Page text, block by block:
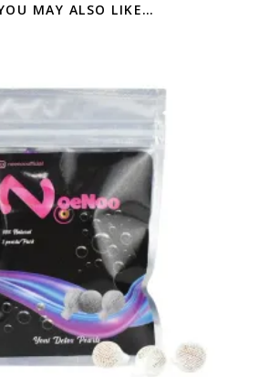
MAY ALSO LIKE…